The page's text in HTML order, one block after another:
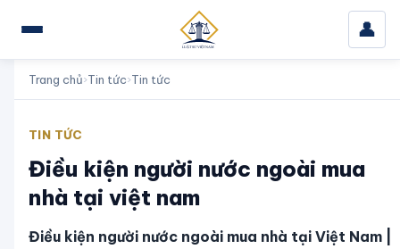
👤
Trang chủ›Tin tức›Tin tức
TIN TỨC
Điều kiện người nước ngoài mua
nhà tại việt nam
Điều kiện người nước ngoài mua nhà tại Việt Nam |